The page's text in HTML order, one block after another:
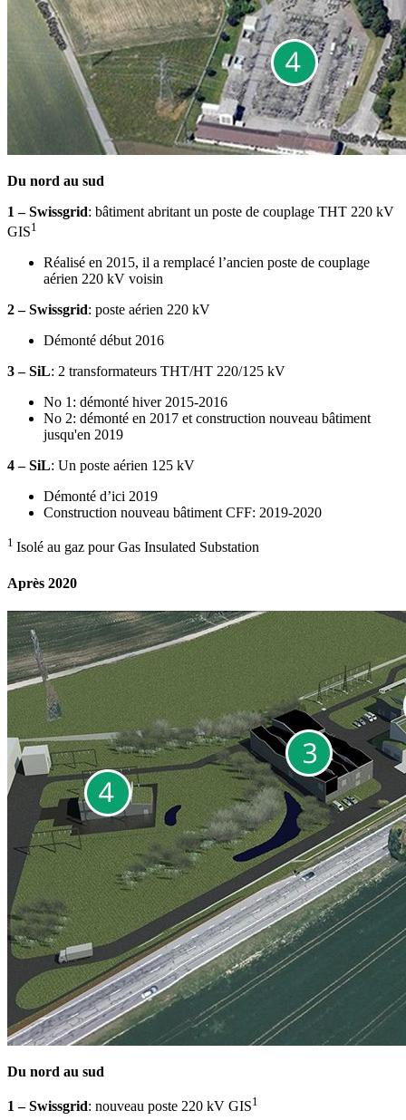
Du nord au sud
1 – Swissgrid: bâtiment abritant un poste de couplage THT 220 kV
GIS1
Réalisé en 2015, il a remplacé l’ancien poste de couplage
aérien 220 kV voisin
2 – Swissgrid: poste aérien 220 kV
Démonté début 2016
3 – SiL: 2 transformateurs THT/HT 220/125 kV
No 1: démonté hiver 2015-2016
No 2: démonté en 2017 et construction nouveau bâtiment
jusqu'en 2019
4 – SiL: Un poste aérien 125 kV
Démonté d’ici 2019
Construction nouveau bâtiment CFF: 2019-2020
1 Isolé au gaz pour Gas Insulated Substation
Après 2020
Du nord au sud
1 – Swissgrid: nouveau poste 220 kV GIS1